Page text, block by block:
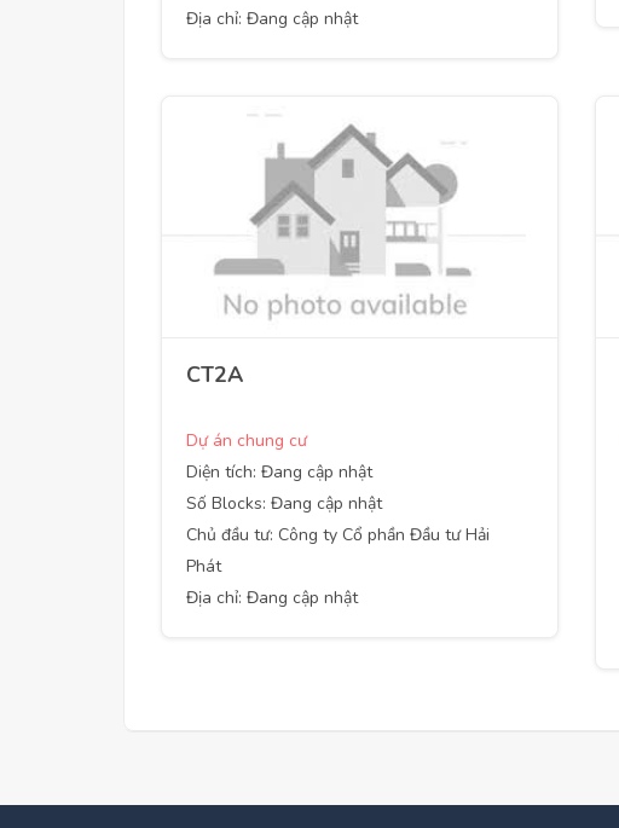
Địa chỉ: Đang cập nhật
CT2A
Dự án chung cư
Diện tích: Đang cập nhật
Số Blocks: Đang cập nhật
Chủ đầu tư: Công ty Cổ phần Đầu tư Hải
Phát
Địa chỉ: Đang cập nhật